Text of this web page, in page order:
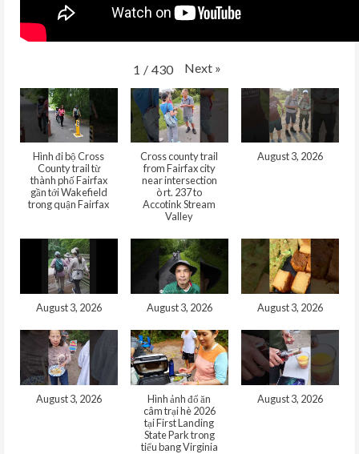
1 / 430 Next »
Hình đi bộ Cross
County trail từ
thành phố Fairfax
gần tới Wakefield
trong quận Fairfax
Cross county trail
from Fairfax city
near intersection
ò rt. 237 to
Accotink Stream
Valley
August 3, 2026
August 3, 2026 August 3, 2026 August 3, 2026
August 3, 2026
Hình ảnh đổ ăn
câm trại hè 2026
tại First Landing
State Park trong
tiểu bang Virginia
August 3, 2026